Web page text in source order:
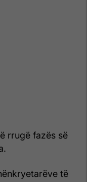
rrugë fazës së
të